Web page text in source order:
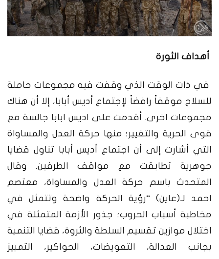
أهداف الثورة
في ذات الوقت الذي وقفت فيه مجموعات حاملة
للسلاح موقفاً رافضاً لإجتماع أديس أبابا، إلا أن هناك
مجموعات اخرى. أقدمت على اديس ابابا جالسة مع
قوى الحرية والتغيير؛ منها حركة العدل والمساواة
التي أشارت إلى أن اجتماع أديس أبابا تناول قضايا
جوهرية تطابقت مع مواقف الطرفين. وقال
المتحدث باسم حركة العدل والمساواة، معتصم
احمد لـ(عاين) “رؤية الحركة واضحة وتتمثل في
مخاطبة أسباب الحروب؛ جذور الأزمة المتمثلة في
اختلال موازين تقسيم السلطة والثروة، قضايا التنمية
بجانب العدالة، التعويضات، الحواكير، التمييز